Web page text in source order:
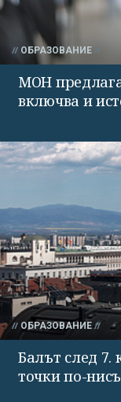
ОБРАЗОВАНИЕ
МОН
включва и
ОБРАЗОВАНИЕ
Балът след 7.
точки по-